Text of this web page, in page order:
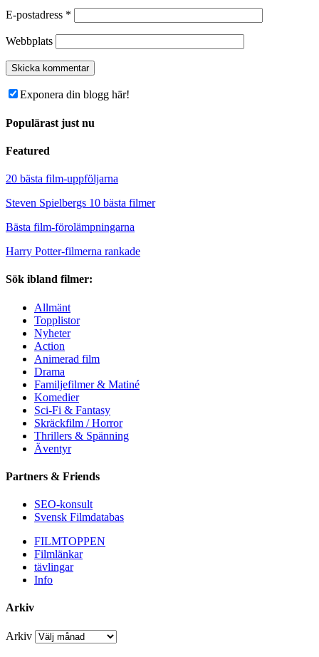
E-postadress *
Webbplats
Exponera din blogg här!
Populärast just nu
Featured
20 bästa film-uppföljarna
Steven Spielbergs 10 bästa filmer
Bästa film-förolämpningarna
Harry Potter-filmerna rankade
Sök ibland filmer:
Allmänt
Topplistor
Nyheter
Action
Animerad film
Drama
Familjefilmer & Matiné
Komedier
Sci-Fi & Fantasy
Skräckfilm / Horror
Thrillers & Spänning
Äventyr
Partners & Friends
SEO-konsult
Svensk Filmdatabas
FILMTOPPEN
Filmlänkar
tävlingar
Info
Arkiv
Arkiv